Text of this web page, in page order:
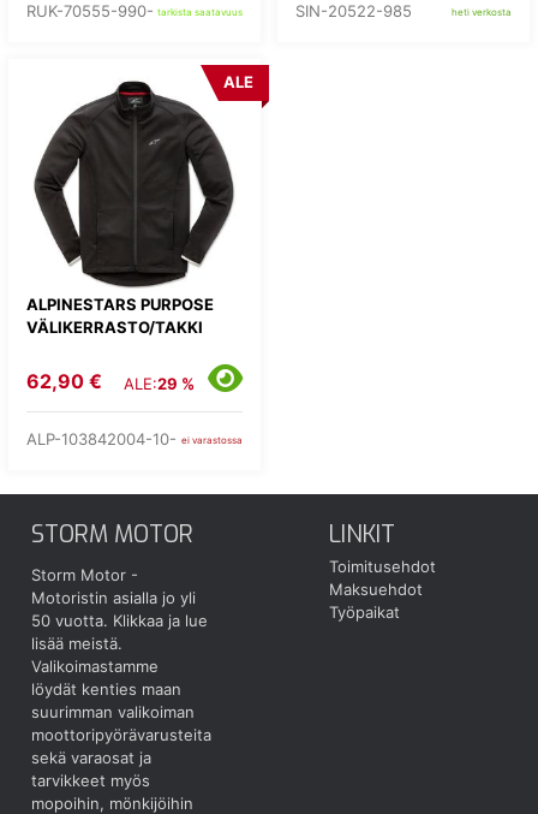
RUK-70555-990- tarkista saatavuus SIN-20522-985 heti verkosta
ALPINESTARS PURPOSE
VÄLIKERRASTO/TAKKI
ALE
62,90 € ALE:29 %
ALP-103842004-10- ei varastossa
STORM MOTOR
Storm Motor -
Motoristin asialla jo yli
50 vuotta. Klikkaa ja lue
lisää meistä.
Valikoimastamme
löydät kenties maan
suurimman valikoiman
moottoripyörävarusteita
sekä varaosat ja
tarvikkeet myös
mopoihin, mönkijöihin
LINKIT
Toimitusehdot
Maksuehdot
Työpaikat